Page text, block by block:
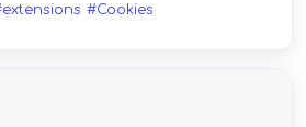
#Cookies